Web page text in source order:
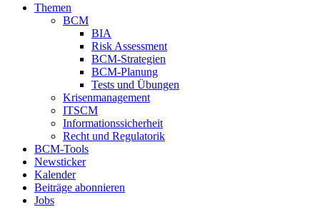
Themen
BCM
BIA
Risk Assessment
BCM-Strategien
BCM-Planung
Tests und Übungen
Krisenmanagement
ITSCM
Informationssicherheit
Recht und Regulatorik
BCM-Tools
Newsticker
Kalender
Beiträge abonnieren
Jobs